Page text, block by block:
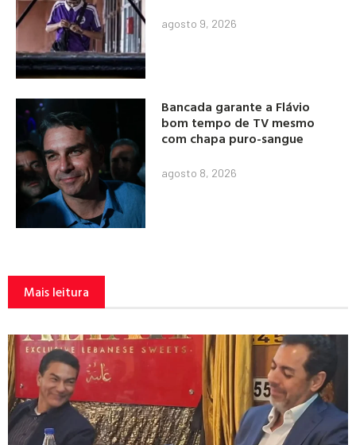
agosto 9, 2026
Bancada garante a Flávio
bom tempo de TV mesmo
com chapa puro-sangue
agosto 8, 2026
Mais leitura